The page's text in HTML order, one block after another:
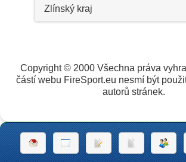
Zlínský kraj
Copyright © 2000 Všechna práva
částí webu FireSport.eu nesmí být
autorů stránek.